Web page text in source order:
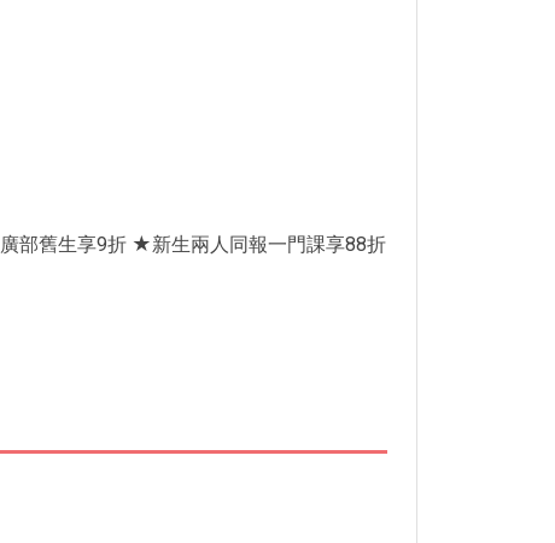
部舊生享9折 ★新生兩人同報一門課享88折